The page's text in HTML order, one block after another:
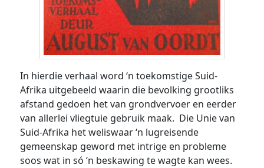
In hierdie verhaal word ‘n toekomstige Suid-
Afrika uitgebeeld waarin die bevolking grootliks
afstand gedoen het van grondvervoer en eerder
van allerlei vliegtuie gebruik maak. Die Unie van
Suid-Afrika het weliswaar ‘n lugreisende
gemeenskap geword met intrige en probleme
soos wat in só ‘n beskawing te wagte kan wees.